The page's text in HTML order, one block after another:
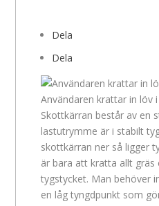
Dela
Dela
Användaren krattar in löv
Skottkärran består av en
lastutrymme är i stabilt
skottkärran ner så ligger
är bara att kratta allt gräs
tygstycket. Man behöver
en låg tyngdpunkt som